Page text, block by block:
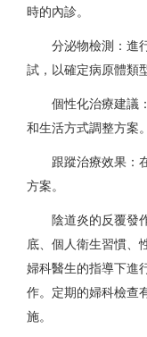
時的內診。
分泌物檢測：進
試，以確定病原體類
個性化治療建議
和生活方式調整方案。
跟蹤治療效果：
方案。
陰道炎的反覆發
底、個人衛生習慣、
婦科醫生的指導下進
作。定期的婦科檢查
施。